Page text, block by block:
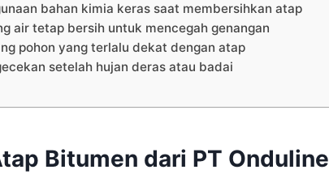
bahan kimia keras saat membersihkan atap
air tetap bersih untuk mencegah genangan
pohon yang terlalu dekat dengan atap
setelah hujan deras atau badai
Bitumen dari PT Onduline